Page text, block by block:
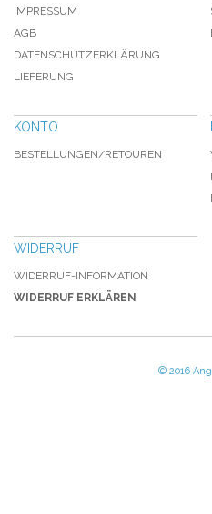
IMPRESSUM
AGB
DATENSCHUTZERKLÄRUNG
LIEFERUNG
KONTO
BESTELLUNGEN/RETOUREN
WIDERRUF
WIDERRUF-INFORMATION
WIDERRUF ERKLÄREN
© 2016